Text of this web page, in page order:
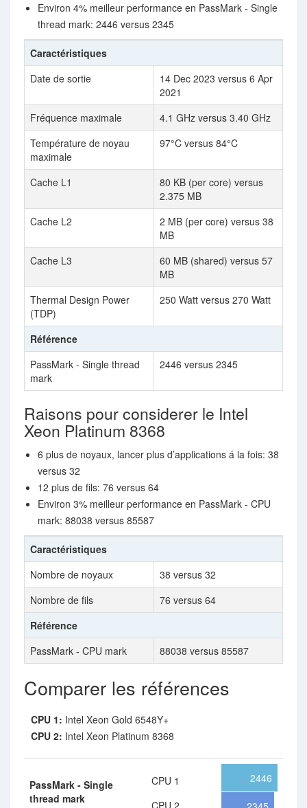
Environ 4% meilleur performance en PassMark - Single
thread mark: 2446 versus 2345
Caractéristiques
Date de sortie
14 Dec 2023 versus 6 Apr
2021
Fréquence maximale
4.1 GHz versus 3.40 GHz
Température de noyau
maximale
97°C versus 84°C
Cache L1
80 KB (per core) versus
2.375 MB
Cache L2
2 MB (per core) versus 38
MB
Cache L3
60 MB (shared) versus 57
MB
Thermal Design Power
(TDP)
250 Watt versus 270 Watt
Référence
PassMark - Single thread
mark
2446 versus 2345
Raisons pour considerer le Intel
Xeon Platinum 8368
6 plus de noyaux, lancer plus d’applications á la fois: 38
versus 32
12 plus de fils: 76 versus 64
Environ 3% meilleur performance en PassMark - CPU
mark: 88038 versus 85587
Caractéristiques
Nombre de noyaux
38 versus 32
Nombre de fils
76 versus 64
Référence
PassMark - CPU mark
88038 versus 85587
Comparer les références
CPU 1: Intel Xeon Gold 6548Y+
CPU 2: Intel Xeon Platinum 8368
PassMark - Single
thread mark
CPU 1
CPU 2
2446